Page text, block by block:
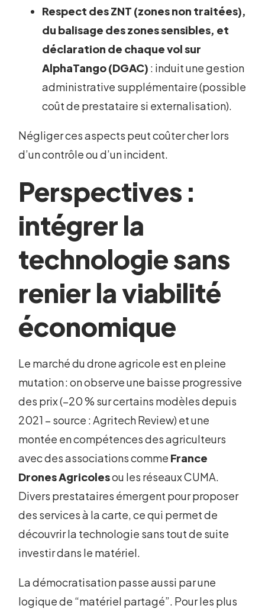
Respect des ZNT (zones non traitées),
du balisage des zones sensibles, et
déclaration de chaque vol sur
AlphaTango (DGAC) : induit une gestion
administrative supplémentaire (possible
coût de prestataire si externalisation).
Négliger ces aspects peut coûter cher lors
d’un contrôle ou d’un incident.
Perspectives :
intégrer la
technologie sans
renier la viabilité
économique
Le marché du drone agricole est en pleine
mutation : on observe une baisse progressive
des prix (−20 % sur certains modèles depuis
2021 – source : Agritech Review) et une
montée en compétences des agriculteurs
avec des associations comme France
Drones Agricolesou les réseaux CUMA.
Divers prestataires émergent pour proposer
des services à la carte, ce qui permet de
découvrir la technologie sans tout de suite
investir dans le matériel.
La démocratisation passe aussi par une
logique de “matériel partagé”. Pour les plus